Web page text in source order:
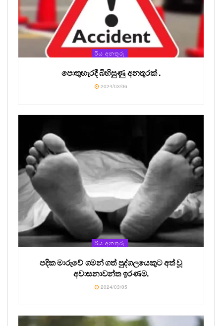
රිය අනතුරු
පොතුහැරදී බිහිසුණු අනතුරක් .
2024/03/06
රිය අනතුරු
පදික මාරුවේ ගමන් ගත් පුද්ගලයෙකුට අත් වූ
අවාසනාවන්ත ඉරණම.
2024/03/05